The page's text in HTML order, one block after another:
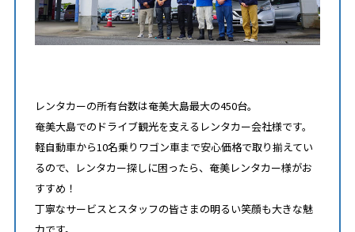
レンタカーの所有台数は奄美大島最大の450台。
奄美大島でのドライブ観光を支えるレンタカー会社様です。
軽自動車から10名乗りワゴン車まで安心価格で取り揃えてい
るので、レンタカー探しに困ったら、奄美レンタカー様がお
すすめ！
丁寧なサービスとスタッフの皆さまの明るい笑顔も大きな魅